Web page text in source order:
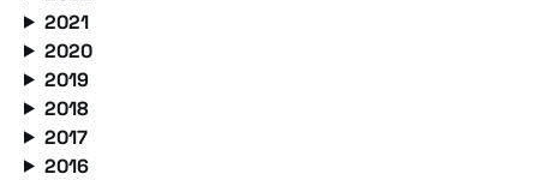
2021
2020
2019
2018
2017
2016